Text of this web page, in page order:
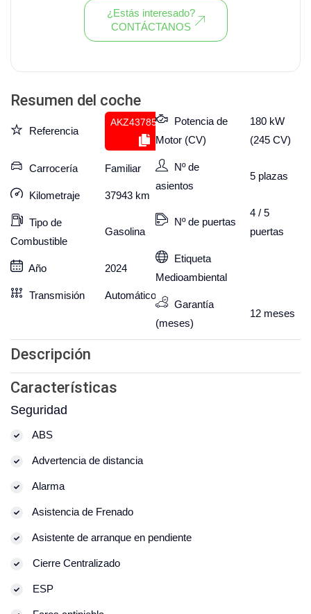
Resumen del coche
Referencia
AKZ437850281
Carrocería Familiar
Kilometraje 37943 km
Tipo de
Combustible
Gasolina
Año 2024
Transmisión Automático
Potencia de
Motor (CV)
180 kW
(245 CV)
Nº de
asientos
5 plazas
Nº de puertas
4 / 5
puertas
Etiqueta
Medioambiental
Garantía
(meses)
12 meses
Descripción
Características
Seguridad
ABS
Advertencia de distancia
Alarma
Asistencia de Frenado
Asistente de arranque en pendiente
Cierre Centralizado
ESP
¿Estás interesado?
CONTÁCTANOS